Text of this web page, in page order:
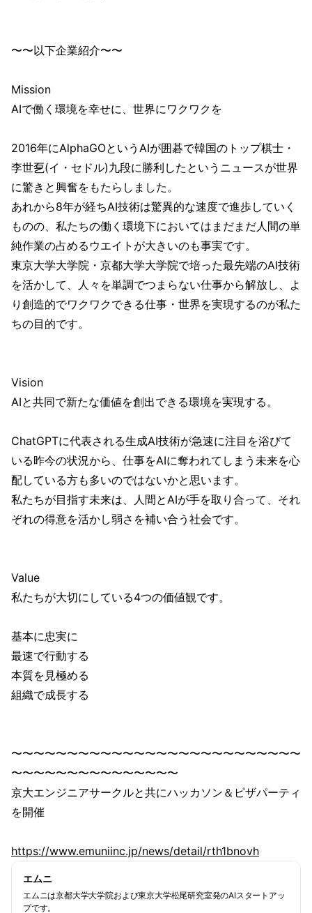
〜〜以下企業紹介〜〜
Mission
AIで働く環境を幸せに、世界にワクワクを
2016年にAlphaGOというAIが囲碁で韓国のトップ棋士・
李世乭(イ・セドル)九段に勝利したというニュースが世界
に驚きと興奮をもたらしました。
あれから8年が経ちAI技術は驚異的な速度で進歩していく
ものの、私たちの働く環境下においてはまだまだ人間の単
純作業の占めるウエイトが大きいのも事実です。
東京大学大学院・京都大学大学院で培った最先端のAI技術
を活かして、人々を単調でつまらない仕事から解放し、よ
り創造的でワクワクできる仕事・世界を実現するのが私た
ちの目的です。
Vision
AIと共同で新たな価値を創出できる環境を実現する。
ChatGPTに代表される生成AI技術が急速に注目を浴びて
いる昨今の状況から、仕事をAIに奪われてしまう未来を心
配している方も多いのではないかと思います。
私たちが目指す未来は、人間とAIが手を取り合って、それ
ぞれの得意を活かし弱さを補い合う社会です。
Value
私たちが大切にしている4つの価値観です。
基本に忠実に
最速で行動する
本質を見極める
組織で成長する
〜〜〜〜〜〜〜〜〜〜〜〜〜〜〜〜〜〜〜〜〜〜〜〜〜〜
〜〜〜〜〜〜〜〜〜〜〜〜〜〜〜
京大エンジニアサークルと共にハッカソン＆ピザパーティ
を開催
https://www.emuniinc.jp/news/detail/rth1bnovh
エムニ
エムニは京都大学大学院および東京大学松尾研究室発のAIスタートアッ
プです。